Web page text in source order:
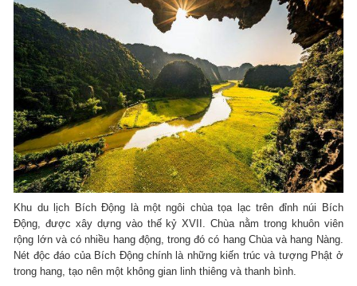
Khu du lịch Bích Động là một ngôi chùa tọa lạc trên đỉnh núi Bích
Động, được xây dựng vào thế kỷ XVII. Chùa nằm trong khuôn viên
rộng lớn và có nhiều hang động, trong đó có hang Chùa và hang Nàng.
Nét độc đáo của Bích Động chính là những kiến trúc và tượng Phật ở
trong hang, tạo nên một không gian linh thiêng và thanh bình.